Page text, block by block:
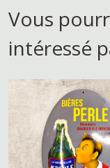
Vous
intéressé